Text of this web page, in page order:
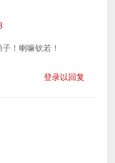
！喇嘛钦若！
登录以回复